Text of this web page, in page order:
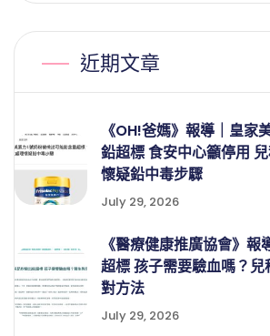
近期文章
《OH!爸媽》報導｜皇家
鉛超標 食安中心籲停用
懷疑鉛中毒步驟
July 29, 2026
《醫療健康推廣協會》
超標 孩子需要驗血嗎？
對方法
July 29, 2026